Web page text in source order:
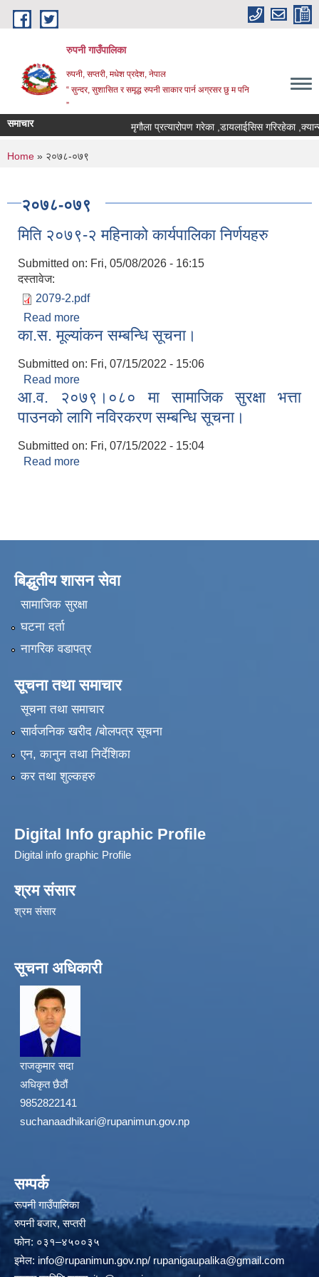
Skip to main content
रुपनी गाउँपालिका
रुपनी, सप्तरी, मधेश प्रदेश, नेपाल
“ सुन्दर, सुशासित र समृद्ध रुपनी साकार पार्न अग्रसर छु म पनि
”
समाचार मृगौला प्रत्यारोपण गरेका ,डायलाईसिस गरिरहेका
You are here
Home » २०७८-०७९
२०७८-०७९
मिति २०७९-२ महिनाको कार्यपालिका निर्णयहरु
Submitted on: Fri, 05/08/2026 - 16:15
दस्तावेज:
2079-2.pdf
Read more
का.स. मूल्यांकन सम्बन्धि सूचना।
Submitted on: Fri, 07/15/2022 - 15:06
Read more
आ.व. २०७९।०८० मा सामाजिक सुरक्षा भत्ता
पाउनको लागि नविरकरण सम्बन्धि सूचना।
Submitted on: Fri, 07/15/2022 - 15:04
Read more
बिद्धुतीय शासन सेवा
सामाजिक सुरक्षा
घटना दर्ता
नागरिक वडापत्र
सूचना तथा समाचार
सूचना तथा समाचार
सार्वजनिक खरीद /बोलपत्र सूचना
एन, कानुन तथा निर्देशिका
कर तथा शुल्कहरु
Digital Info graphic Profile
Digital info graphic Profile
श्रम संसार
श्रम संसार
सूचना अधिकारी
राजकुमार सदा
अधिकृत छैठौं
9852822141
suchanaadhikari@rupanimun.gov.np
सम्पर्क
रूपनी गाउँपालिका
रुपनी बजार, सप्तरी
फोन: ०३१–४५००३५
इमेल: info@rupanimun.gov.np/ rupanigaupalika@gmail.com